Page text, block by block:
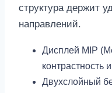
структура держит
направлений.
Дисплей MIP
контрастность
Двухслойный